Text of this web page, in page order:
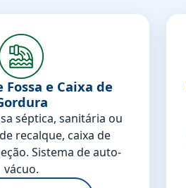
Fossa e Caixa de
séptica, sanitária ou
recalque, caixa de
Sistema de auto-
vácuo.